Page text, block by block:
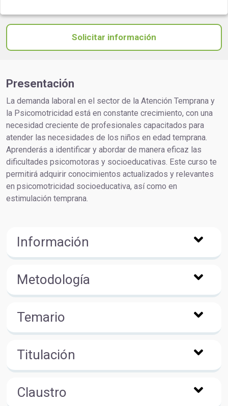
Solicitar información
Presentación
La demanda laboral en el sector de la Atención Temprana y
la Psicomotricidad está en constante crecimiento, con una
necesidad creciente de profesionales capacitados para
atender las necesidades de los niños en edad temprana.
Aprenderás a identificar y abordar de manera eficaz las
dificultades psicomotoras y socioeducativas. Este curso te
permitirá adquirir conocimientos actualizados y relevantes
en psicomotricidad socioeducativa, así como en
estimulación temprana.
Información
Metodología
Temario
Titulación
Claustro